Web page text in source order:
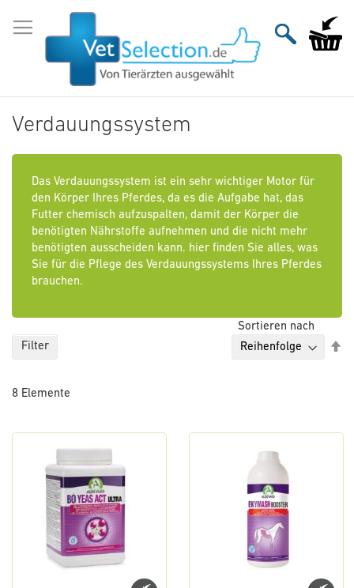
Inhalt
springen
Mein
Verdauungssystem
Das Verdauungssystem ist ein sehr wichtiger Motor für
den Körper Ihres Pferdes, da es die Aufgabe hat, das
Futter chemisch aufzuspalten, damit der Körper die
benötigten Nährstoffe aufnehmen und die nicht mehr
benötigten ausscheiden kann. hier finden Sie alles, was
Sie für die Pflege des Verdauungssystems Ihres Pferdes
brauchen.
8 Elemente
Sortieren nach
Filter